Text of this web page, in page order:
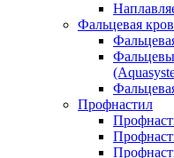
Фальцевая
Профнастил